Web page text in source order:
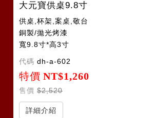
大元寶供桌9.8寸
供桌,杯架,案桌,敬台
銅製/拋光烤漆
寬9.8寸*高3寸
代碼 dh-a-602
特價 NT$1,260
售價 $2,520
詳細介紹